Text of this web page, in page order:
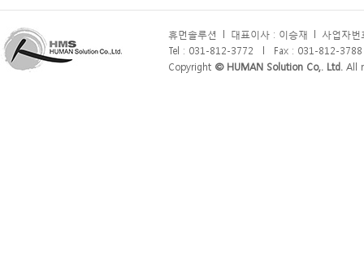
휴먼솔루션 대표이사 : 이승재
사업자
Tel : 031-812-3772
Fax : 031-812-3788
Copyright © HUMAN Solution Co,. Ltd. All